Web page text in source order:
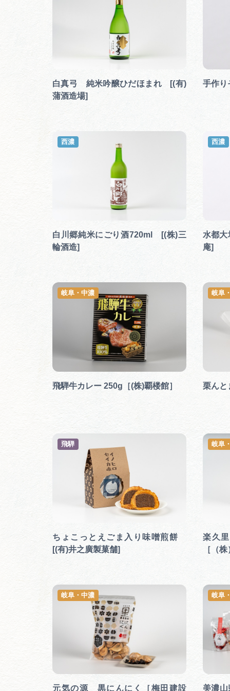
白真弓 純米吟醸ひだほまれ [(有)
蒲酒造場]
手作り
白川郷純米にごり酒720ml [(株)三
輪酒造]
西濃
水都
庵]
西濃
飛騨牛カレー 250g［(株)覇楼館］
岐阜・中濃
栗ん
岐阜
ちょこっとえごま入り味噌煎餅
[(有)井之廣製菓舗]
飛騨
楽久
［（
岐阜
元気の源 黒にんにく［梅田建設
岐阜・中濃
美濃
岐阜